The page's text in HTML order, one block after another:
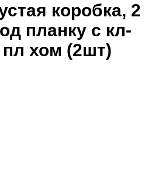
коробка, 2
планку с кл-
хом (2шт)